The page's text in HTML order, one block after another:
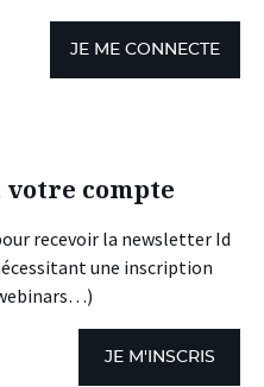
JE ME CONNECTE
compte
recevoir la newsletter Id
une inscription
JE M'INSCRIS